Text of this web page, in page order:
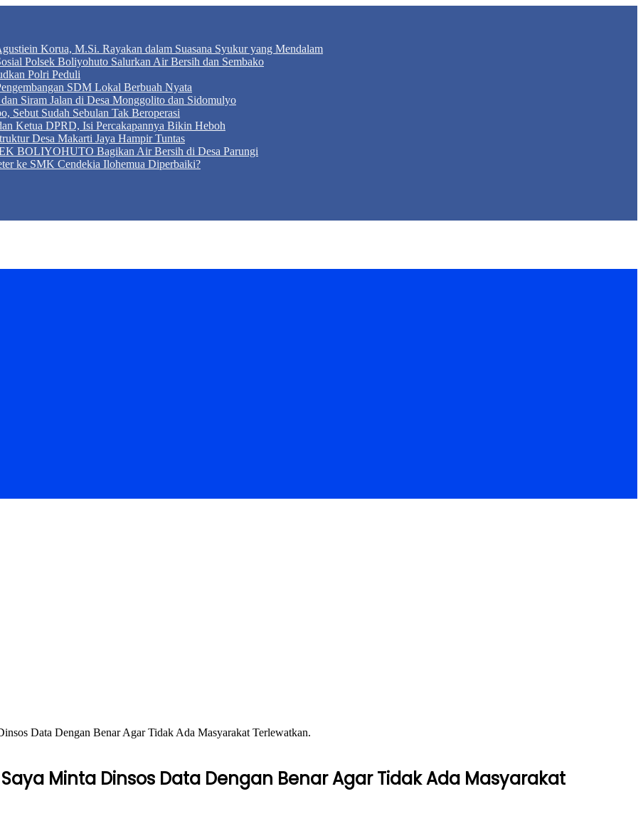
Korua, M.Si. Rayakan dalam Suasana Syukur yang Mendalam
Polsek Boliyohuto Salurkan Air Bersih dan Sembako
Polri Peduli
SDM Lokal Berbuah Nyata
Siram Jalan di Desa Monggolito dan Sidomulyo
Sebut Sudah Sebulan Tak Beroperasi
Ketua DPRD, Isi Percakapannya Bikin Heboh
Desa Makarti Jaya Hampir Tuntas
BOLIYOHUTO Bagikan Air Bersih di Desa Parungi
ke SMK Cendekia Ilohemua Diperbaiki?
Data Dengan Benar Agar Tidak Ada Masyarakat Terlewatkan.
Minta Dinsos Data Dengan Benar Agar Tidak Ada Masyarakat